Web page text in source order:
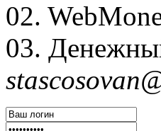
02.
03.